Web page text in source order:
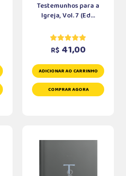
Testemunhos para a
Igreja, Vol. 7 (Ed...
R$ 41,00
ADICIONAR AO CARRINHO
COMPRAR AGORA